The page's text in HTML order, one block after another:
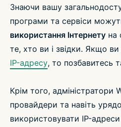
Знаючи вашу
програми та сервіси
використання Інтернету на
те, хто ви і звідки. Якщо
IP-адресу, то позбавитесь
Крім того, адміністратори
провайдери та навіть
використовувати IP-